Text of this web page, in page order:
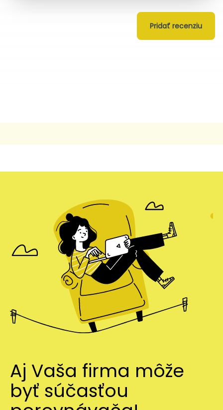
Pridať recenziu
Aj Vaša firma môže
byť súčasťou